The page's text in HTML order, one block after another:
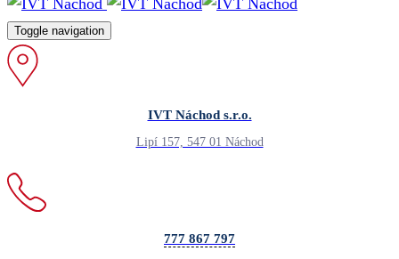
Toggle navigation
IVT Náchod s.r.o.
Lipí 157, 547 01 Náchod
777 867 797